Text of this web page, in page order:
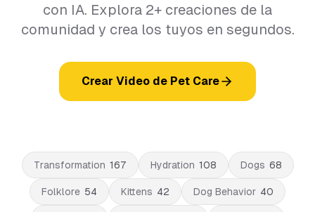
con IA. Explora 2+ creaciones de la
comunidad y crea los tuyos en segundos.
Crear Video de Pet Care
Transformation 167 Hydration 108 Dogs 68
Folklore 54 Kittens 42 Dog Behavior 40